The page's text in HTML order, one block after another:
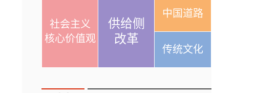
社会主义
核心价值观
供给侧
改革
中国道路
传统文化